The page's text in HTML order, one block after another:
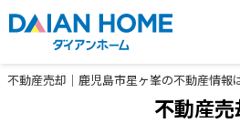
不動産売却｜鹿児島市星ヶ峯の不動産情報
不動産売